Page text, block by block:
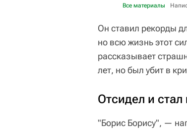
Все материалы
Он ставил рекорды
но всю жизнь этот
рассказывает
лет, но был убит в
Отсидел и
"Борис Борису", —